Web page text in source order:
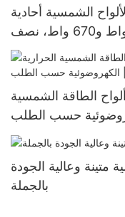
الشمسية أحادية
البلورة 210 مم بقدرة 660 واط و670 واط، نصف
مقطوعة، 132 خلية
الطاقة الشمسية
وعالية الجودة
بالجملة